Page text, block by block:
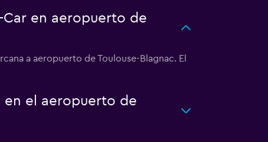
en aeropuerto de
a aeropuerto de Toulouse-Blagnac. El
en el aeropuerto de